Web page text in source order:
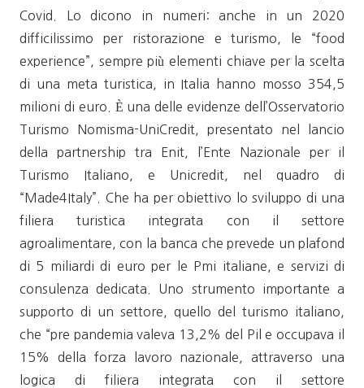
Covid. Lo dicono in numeri: anche in un 2020
difficilissimo per ristorazione e turismo, le “food
experience”, sempre più elementi chiave per la scelta
di una meta turistica, in Italia hanno mosso 354,5
milioni di euro. È una delle evidenze dell’Osservatorio
Turismo Nomisma-UniCredit, presentato nel lancio
della partnership tra Enit, l’Ente Nazionale per il
Turismo Italiano, e Unicredit, nel quadro di
“Made4Italy”. Che ha per obiettivo lo sviluppo di una
filiera turistica integrata con il settore
agroalimentare, con la banca che prevede un plafond
di 5 miliardi di euro per le Pmi italiane, e servizi di
consulenza dedicata. Uno strumento importante a
supporto di un settore, quello del turismo italiano,
che “pre pandemia valeva 13,2% del Pil e occupava il
15% della forza lavoro nazionale, attraverso una
logica di filiera integrata con il settore